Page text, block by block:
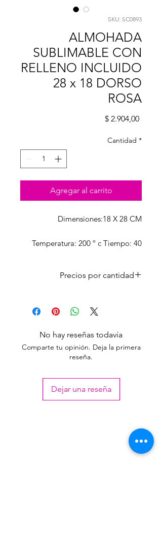
SKU: SC0893
ALMOHADA
SUBLIMABLE CON
RELLENO INCLUIDO
28 x 18 DORSO
ROSA
$ 2.904,00Precio
Cantidad *
Agregar al carrito
Dimensiones:18 X 28 CM
Temperatura: 200 º c Tiempo: 40
Precios por cantidad
LISTA
Unidad
$
2.400,00
$
2.904,00
No hay reseñas todavía
Comparte tu opinión. Deja la primera
reseña.
Dejar una reseña